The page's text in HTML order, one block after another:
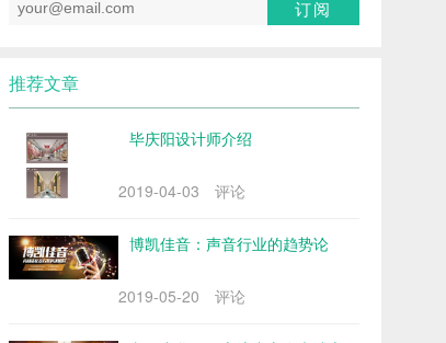
推荐文章
毕庆阳设计师介绍
2019-04-03 评论
博凯佳音：声音行业的趋势论
2019-05-20 评论